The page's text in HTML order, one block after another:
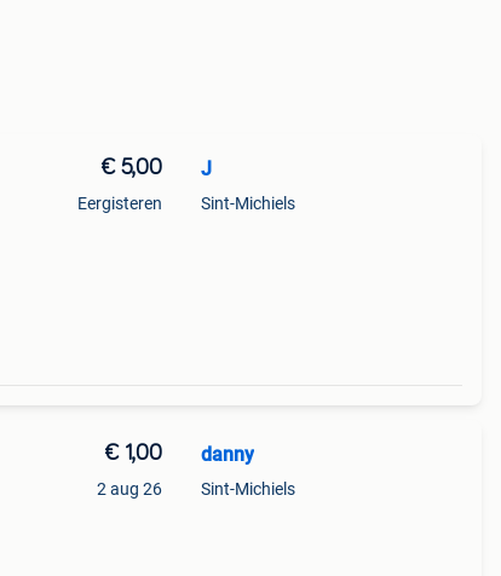
€ 5,00
Eergisteren
J
Sint-Michiels
€ 1,00
2 aug 26
danny
Sint-Michiels